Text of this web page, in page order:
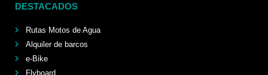
DESTACADOS
Rutas Motos de Agua
Alquiler de barcos
e-Bike
Flyboard